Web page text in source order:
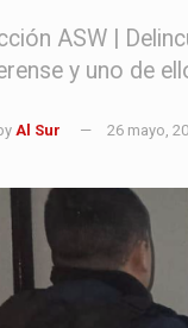
ASW |
y uno de
Al Sur 26 mayo,